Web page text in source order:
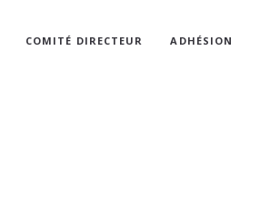
COMITÉ DIRECTEUR ADHÉSION